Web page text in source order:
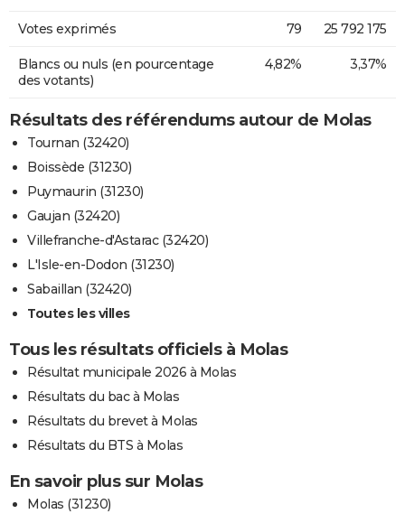
Votes exprimés 79 25 792 175
Blancs ou nuls (en pourcentage
des votants)
4,82% 3,37%
Résultats des référendums autour de Molas
Tournan (32420)
Boissède (31230)
Puymaurin (31230)
Gaujan (32420)
Villefranche-d'Astarac (32420)
L'Isle-en-Dodon (31230)
Sabaillan (32420)
Toutes les villes
Tous les résultats officiels à Molas
Résultat municipale 2026 à Molas
Résultats du bac à Molas
Résultats du brevet à Molas
Résultats du BTS à Molas
En savoir plus sur Molas
Molas (31230)